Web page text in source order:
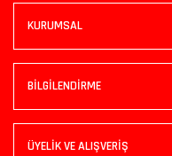
KURUMSAL
BİLGİLENDİRME
ÜYELİK VE ALIŞVERİŞ